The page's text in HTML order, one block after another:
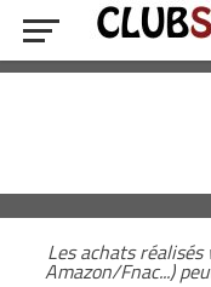
Les achats
Amazon/Fnac...)